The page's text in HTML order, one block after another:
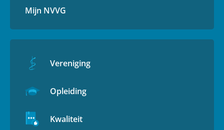
Mijn NVVG
Vereniging
Opleiding
Kwaliteit